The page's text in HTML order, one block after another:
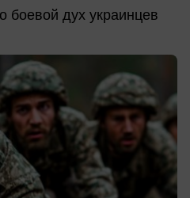
боевой дух украинцев